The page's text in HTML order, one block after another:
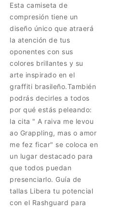
Esta camiseta de
compresión tiene un
diseño único que atraerá
la atención de tus
oponentes con sus
colores brillantes y su
arte inspirado en el
graffiti brasileño.También
podrás decirles a todos
por qué estás peleando:
la cita " A raiva me levou
ao Grappling, mas o amor
me fez ficar" se coloca en
un lugar destacado para
que todos puedan
presenciarlo. Guía de
tallas Libera tu potencial
con el Rashguard para